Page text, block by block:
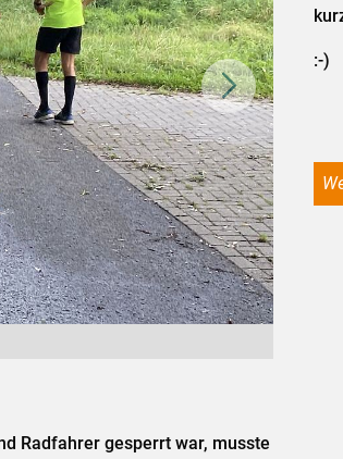
:-)
Radfahrer gesperrt war, musste